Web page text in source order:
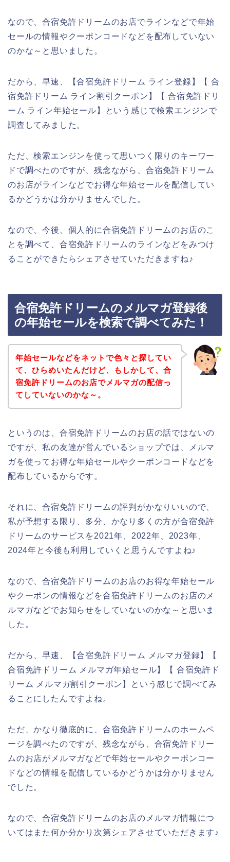
なので、合宿免許ドリームのお店でラインなどで年始
セールの情報やクーポンコードなどを配布していない
のかな～と思いました。
だから、早速、【合宿免許ドリーム ライン登録】【 合
宿免許ドリーム ライン割引クーポン】【 合宿免許ドリ
ーム ライン年始セール】という感じで検索エンジンで
調査してみました。
ただ、検索エンジンを使って思いつく限りのキーワー
ドで調べたのですが、残念ながら、合宿免許ドリーム
のお店がラインなどでお得な年始セールを配信してい
るかどうかは分かりませんでした。
なので、今後、個人的に合宿免許ドリームのお店のこ
とを調べて、合宿免許ドリームのラインなどをみつけ
ることができたらシェアさせていただきますね♪
合宿免許ドリームのメルマガ登録後
の年始セールを検索で調べてみた！
年始セールなどをネットで色々と探してい
て、ひらめいたんだけど、もしかして、合
宿免許ドリームのお店でメルマガの配信っ
てしていないのかな～。
というのは、合宿免許ドリームのお店の話ではないの
ですが、私の友達が営んでいるショップでは、メルマ
ガを使ってお得な年始セールやクーポンコードなどを
配布しているからです。
それに、合宿免許ドリームの評判がかなりいいので、
私が予想する限り、多分、かなり多くの方が合宿免許
ドリームのサービスを2021年、2022年、2023年、
2024年と今後も利用していくと思うんですよね♪
なので、合宿免許ドリームのお店のお得な年始セール
やクーポンの情報などを合宿免許ドリームのお店のメ
ルマガなどでお知らせをしていないのかな～と思いま
した。
だから、早速、【合宿免許ドリーム メルマガ登録】【
合宿免許ドリーム メルマガ年始セール】【 合宿免許ド
リーム メルマガ割引クーポン】という感じで調べてみ
ることにしたんですよね。
ただ、かなり徹底的に、合宿免許ドリームのホームペ
ージを調べたのですが、残念ながら、合宿免許ドリー
ムのお店がメルマガなどで年始セールやクーポンコー
ドなどの情報を配信しているかどうかは分かりません
でした。
なので、合宿免許ドリームのお店のメルマガ情報につ
いてはまた何か分かり次第シェアさせていただきます♪